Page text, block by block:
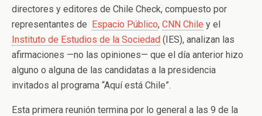
directores y editores de Chile Check, compuesto por
representantes de Espacio Público, CNN Chile y el
Instituto de Estudios de la Sociedad (IES), analizan las
afirmaciones —no las opiniones— que el día anterior hizo
alguno o alguna de las candidatas a la presidencia
invitados al programa “Aquí está Chile”.
Esta primera reunión termina por lo general a las 9 de la